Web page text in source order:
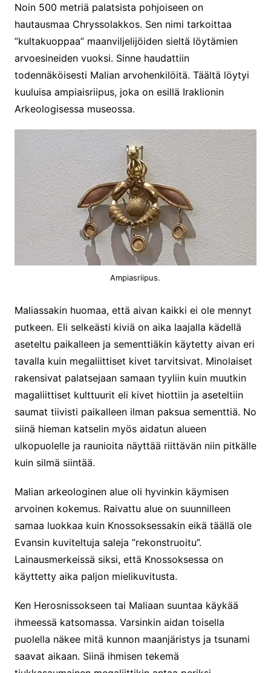
Noin 500 metriä palatsista pohjoiseen on
hautausmaa Chryssolakkos. Sen nimi tarkoittaa
”kultakuoppaa” maanviljelijöiden sieltä löytämien
arvoesineiden vuoksi. Sinne haudattiin
todennäköisesti Malian arvohenkilöitä. Täältä löytyi
kuuluisa ampiaisriipus, joka on esillä Iraklionin
Arkeologisessa museossa.
Ampiasriipus.
Maliassakin huomaa, että aivan kaikki ei ole mennyt
putkeen. Eli selkeästi kiviä on aika laajalla kädellä
aseteltu paikalleen ja sementtiäkin käytetty aivan eri
tavalla kuin megaliittiset kivet tarvitsivat. Minolaiset
rakensivat palatsejaan samaan tyyliin kuin muutkin
magaliittiset kulttuurit eli kivet hiottiin ja aseteltiin
saumat tiivisti paikalleen ilman paksua sementtiä. No
siinä hieman katselin myös aidatun alueen
ulkopuolelle ja raunioita näyttää riittävän niin pitkälle
kuin silmä siintää.
Malian arkeologinen alue oli hyvinkin käymisen
arvoinen kokemus. Raivattu alue on suunnilleen
samaa luokkaa kuin Knossoksessakin eikä täällä ole
Evansin kuviteltuja saleja ”rekonstruoitu”.
Lainausmerkeissä siksi, että Knossoksessa on
käyttetty aika paljon mielikuvitusta.
Ken Herosnissokseen tai Maliaan suuntaa käykää
ihmeessä katsomassa. Varsinkin aidan toisella
puolella näkee mitä kunnon maanjäristys ja tsunami
saavat aikaan. Siinä ihmisen tekemä